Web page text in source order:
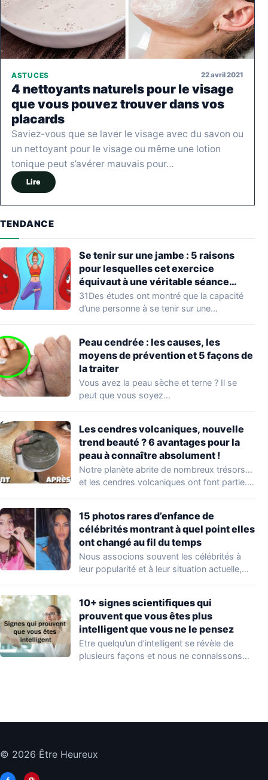
ASTUCES 22 avril 2021
4 nettoyants naturels pour le visage
que vous pouvez trouver dans vos
placards
Saviez-vous que se laver le visage avec du savon ou
un nettoyant pour le visage ou même une lotion
tonique peut s’avérer mauvais pour…
Lire
TENDANCE
Se tenir sur une jambe : 5 raisons
pour lesquelles cet exercice
équivaut à une véritable séance
d’entraînement
31Des études ont montré que la capacité
d’une personne à se tenir sur une…
Peau cendrée : les causes, les
moyens de prévention et 5 façons de
la traiter
Vous avez la peau sèche et terne ? Il se
peut que vous soyez…
Les cendres volcaniques, nouvelle
trend beauté ? 6 avantages pour la
peau à connaître absolument !
Notre planète abrite de nombreux trésors…
et les cendres volcaniques ont font partie.
15 photos rares d’enfance de
célébrités montrant à quel point elles
ont changé au fil du temps
Nous associons souvent les célébrités à
leur popularité et à leur situation actuelle,
10+ signes scientifiques qui
prouvent que vous êtes plus
intelligent que vous ne le pensez
Etre quelqu’un d’intelligent se révèle de
plusieurs façons et nous ne connaissons
© 2026 Être Heureux